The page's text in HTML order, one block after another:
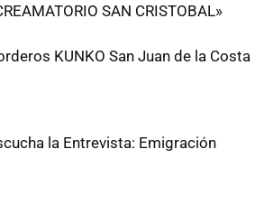
SAN CRISTOBAL»
KUNKO San Juan de la Costa
la Entrevista: Emigración